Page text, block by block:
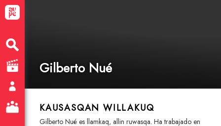
Gilberto Nué
KAUSASQAN WILLAKUQ
Gilberto Nué es llamkaq, allin ruwasqa. Ha trabajado en